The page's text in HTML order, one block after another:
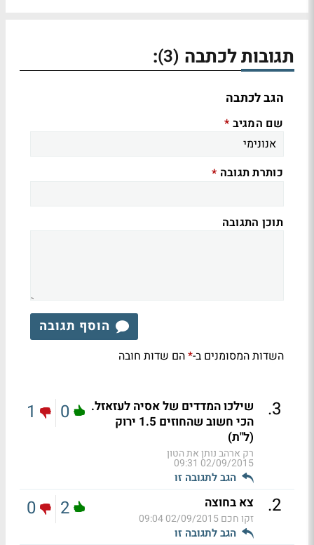
תגובות לכתבה (3)
:
הגב לכתבה
שם המגיב *
כותרת תגובה *
תוכן התגובה
הוסף תגובה
השדות המסומנים ב-*הם שדות חובה
3
.
שילכו המדדים של אסיה לעזאזל.
הכי חשוב שהחוזים 1.5 ירוק
(ל"ת)
רק ארהב נותן את הטון
02/09/2015 09:31
הגב לתגובה זו
0
1
2
. צא בחוצה
זקו חכם02/09/2015 09:04
הגב לתגובה זו
2
0